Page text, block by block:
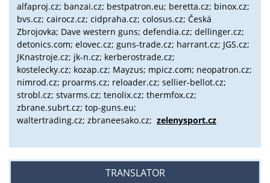
alfaproj.cz; banzai.cz; bestpatron.eu; beretta.cz; binox.cz;
bvs.cz; cairocz.cz; cidpraha.cz; colosus.cz; Česká
Zbrojovka; Dave western guns; defendia.cz; dellinger.cz;
detonics.com; elovec.cz; guns-trade.cz; harrant.cz; JGS.cz;
JKnastroje.cz; jk-n.cz; kerberostrade.cz;
kostelecky.cz; kozap.cz; Mayzus; mpicz.com; neopatron.cz;
nimrod.cz; proarms.cz; reloader.cz; sellier-bellot.cz;
strobl.cz; stvarms.cz; tenolix.cz; thermfox.cz;
zbrane.subrt.cz; top-guns.eu;
waltertrading.cz; zbraneesako.cz; zelenysport.cz
TRANSLATOR